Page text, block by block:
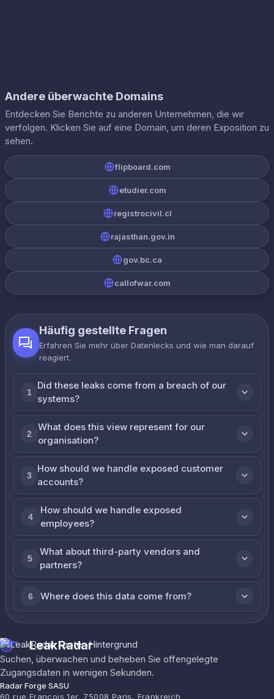
Andere überwachte Domains
Entdecken Sie Berichte zu anderen Unternehmen, die wir
verfolgen. Klicken Sie auf eine Domain, um deren Exposition zu
sehen.
flipboard.com
etudier.com
registrocivil.cl
rajasthan.gov.in
gov.bc.ca
callofwar.com
Häufig gestellte Fragen
Erfahren Sie mehr über Datenlecks und wie man darauf
reagiert.
1
Did these leaks come from a breach of our
systems?
2
What does this view represent for our
organisation?
3
How should we handle exposed customer
accounts?
4
How should we handle exposed
employees?
5
What about third-party vendors and
partners?
6 Where does this data come from?
LeakRadar
Suchen, überwachen und beheben Sie offengelegte
Zugangsdaten in wenigen Sekunden.
Radar Forge SASU
60 rue François 1er, 75008 Paris, Frankreich